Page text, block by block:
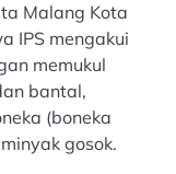
Malang Kota
IPS mengakui
memukul
bantal,
(boneka
gosok.